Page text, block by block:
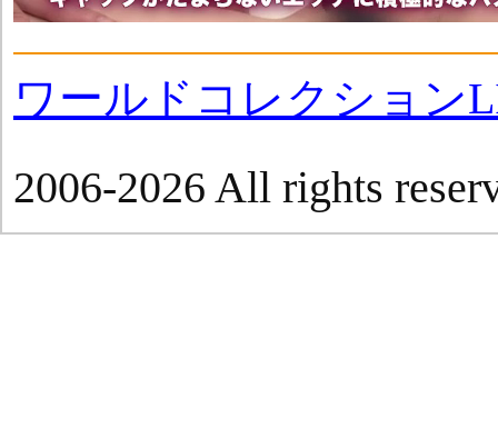
ワールドコレクション
2006-2026 All rights